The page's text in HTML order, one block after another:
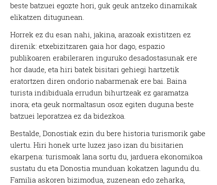
beste batzuei egozte hori, guk geuk antzeko dinamikak
elikatzen ditugunean.
Horrek ez du esan nahi, jakina, arazoak existitzen ez
direnik: etxebizitzaren gaia hor dago, espazio
publikoaren erabileraren inguruko desadostasunak ere
hor daude, eta hiri batek bisitari gehiegi hartzetik
eratortzen diren ondorio nabarmenak ere bai. Baina
turista indibiduala errudun bihurtzeak ez garamatza
inora; eta geuk normaltasun osoz egiten duguna beste
batzuei leporatzea ez da bidezkoa.
Bestalde, Donostiak ezin du bere historia turismorik gabe
ulertu. Hiri honek urte luzez jaso izan du bisitarien
ekarpena: turismoak lana sortu du, jarduera ekonomikoa
sustatu du eta Donostia munduan kokatzen lagundu du.
Familia askoren bizimodua, zuzenean edo zeharka,